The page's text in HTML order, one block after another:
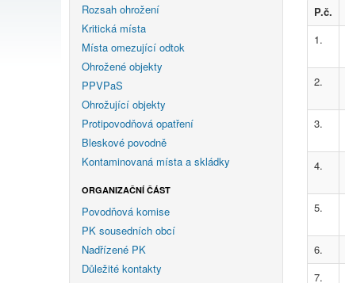
Rozsah ohrožení
Kritická místa
Místa omezující odtok
Ohrožené objekty
PPVPaS
Ohrožující objekty
Protipovodňová opatření
Bleskové povodně
Kontaminovaná místa a skládky
ORGANIZAČNÍ ČÁST
Povodňová komise
PK sousedních obcí
Nadřízené PK
Důležité kontakty
P.č.
1.
2.
3.
4.
5.
6.
7.